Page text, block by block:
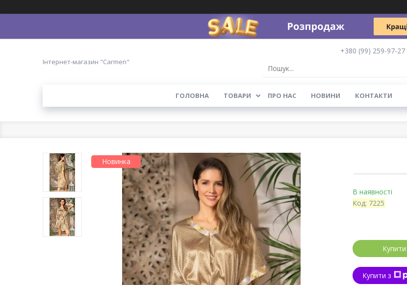
Інтернет-магазин "Carmen"
+380 (99) 259-97-27
ГОЛОВНА ТОВАРИ ПРО НАС НОВИНИ КОНТАКТИ
Новинка
В наявності
Код: 7225
Купити
Купити з